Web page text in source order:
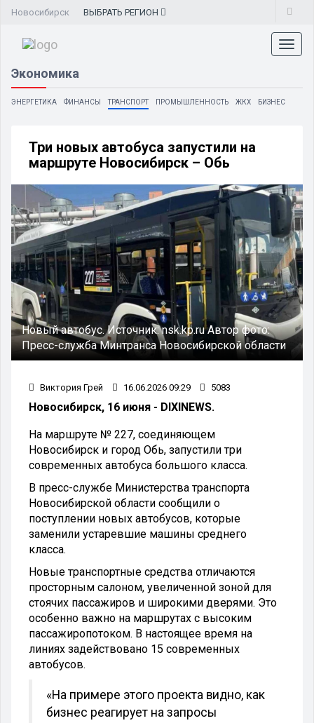
Новосибирск ВЫБРАТЬ РЕГИОН
Экономика
ЭНЕРГЕТИКА ФИНАНСЫ ТРАНСПОРТ ПРОМЫШЛЕННОСТЬ ЖКХ БИЗНЕС
Три новых автобуса запустили на
маршруте Новосибирск – Обь
Новый автобус.Источник:nsk.kp.ruАвтор фото:
Пресс-служба Минтранса Новосибирской области
Виктория Грей 16.06.2026 09:29 5083
Новосибирск, 16 июня - DIXINEWS.
На маршруте № 227, соединяющем
Новосибирск и город Обь, запустили три
современных автобуса большого класса.
В пресс-службе Министерства транспорта
Новосибирской области сообщили о
поступлении новых автобусов, которые
заменили устаревшие машины среднего
класса.
Новые транспортные средства отличаются
просторным салоном, увеличенной зоной для
стоячих пассажиров и широкими дверями. Это
особенно важно на маршрутах с высоким
пассажиропотоком. В настоящее время на
линиях задействовано 15 современных
автобусов.
«На примере этого проекта видно, как
бизнес реагирует на запросы